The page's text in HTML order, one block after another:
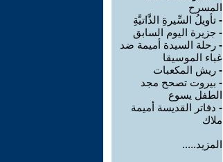
المسرح
- تأويلُ السِّيرةِ الذَّاتيَّةِ
- جزيرة اليوم السابق
- رحلة السيدة أميمة ضد
غباء الموسيقا
- ريش المكعبات
- بيروت تصحح مجد
الطفل يسوع
- دفاتر القديسة أميمة
ملاك
المزيد.....